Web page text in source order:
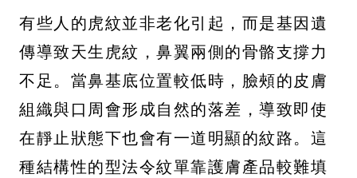
有些人的虎紋並非老化引起，而是基因遺
傳導致天生虎紋，鼻翼兩側的骨骼支撐力
不足。當鼻基底位置較低時，臉頰的皮膚
組織與口周會形成自然的落差，導致即使
在靜止狀態下也會有一道明顯的紋路。這
種結構性的型法令紋單靠護膚產品較難填